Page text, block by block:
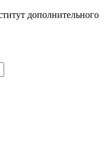
дополнительного